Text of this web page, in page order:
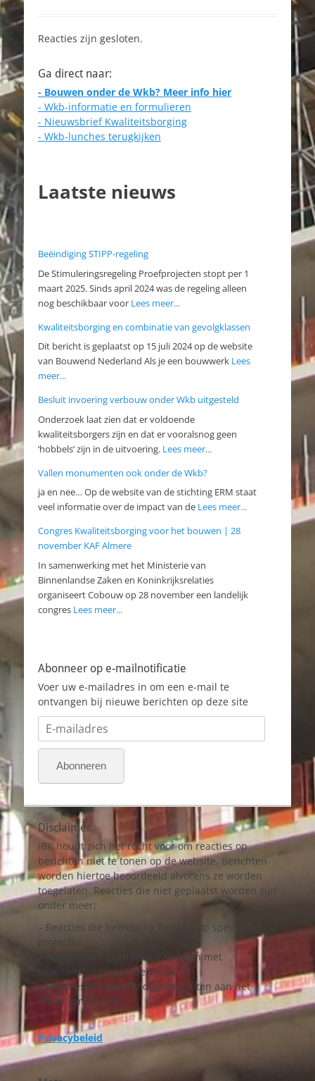
Reacties zijn gesloten.
Ga direct naar:
- Bouwen onder de Wkb? Meer info hier
- Wkb-informatie en formulieren
- Nieuwsbrief Kwaliteitsborging
- Wkb-lunches terugkijken
Laatste nieuws
Beëindiging STIPP-regeling
De Stimuleringsregeling Proefprojecten stopt per 1
maart 2025. Sinds april 2024 was de regeling alleen
nog beschikbaar voor Lees meer...
Kwaliteitsborging en combinatie van gevolgklassen
Dit bericht is geplaatst op 15 juli 2024 op de website
van Bouwend Nederland Als je een bouwwerk Lees
meer...
Besluit invoering verbouw onder Wkb uitgesteld
Onderzoek laat zien dat er voldoende
kwaliteitsborgers zijn en dat er vooralsnog geen
‘hobbels’ zijn in de uitvoering. Lees meer...
Vallen monumenten ook onder de Wkb?
ja en nee… Op de website van de stichting ERM staat
veel informatie over de impact van de Lees meer...
Congres Kwaliteitsborging voor het bouwen | 28
november KAF Almere
In samenwerking met het Ministerie van
Binnenlandse Zaken en Koninkrijksrelaties
organiseert Cobouw op 28 november een landelijk
congres Lees meer...
Abonneer op e-mailnotificatie
Voer uw e-mailadres in om een e-mail te
ontvangen bij nieuwe berichten op deze site
mailadres
Abonneren
Disclaimer
iBK houdt zich het recht voor om reacties op
berichten niet te tonen op de website. Berichten
worden hiertoe beoordeeld alvorens ze worden
toegelaten. Reacties die niet geplaatst worden zijn
onder meer:
– Reacties die betrekking hebben op specifieke
projecten;
– Reacties die geen relatie hebben met
kwaliteitsborging in de bouw;
– Reacties die beschuldigingen uiten aan het
adres van derden.
Privacybeleid